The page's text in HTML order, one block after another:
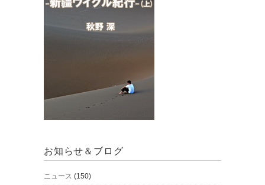
お知らせ＆ブログ
ニュース (150)